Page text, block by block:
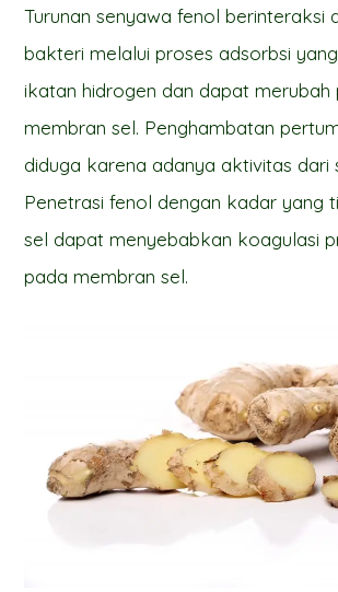
Turunan senyawa fenol berinteraksi
bakteri melalui proses adsorbsi
ikatan hidrogen dan dapat merubah
membran sel. Penghambatan
diduga karena adanya aktivitas dari
Penetrasi fenol dengan kadar yang
sel dapat menyebabkan koagulasi
pada membran sel.